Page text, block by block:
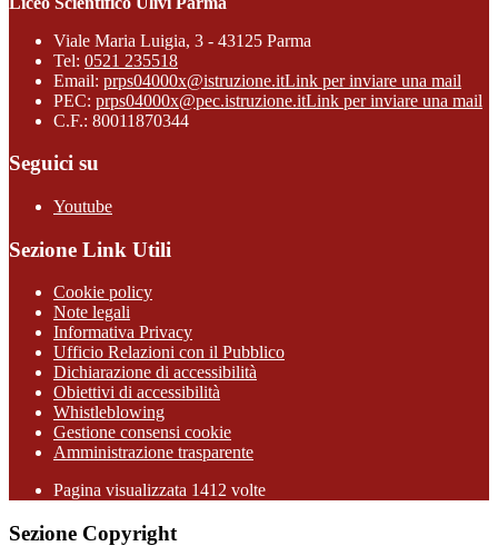
Viale Maria Luigia, 3 - 43125 Parma
Tel: 0521 235518
Email: prps04000x@istruzione.itLink per inviare una mail
PEC: prps04000x@pec.istruzione.itLink per inviare una mail
C.F.: 80011870344
Seguici su
Youtube
Sezione Link Utili
Cookie policy
Note legali
Informativa Privacy
Ufficio Relazioni con il Pubblico
Dichiarazione di accessibilità
Obiettivi di accessibilità
Whistleblowing
Gestione consensi cookie
Amministrazione trasparente
Pagina visualizzata 1412 volte
Sezione Copyright